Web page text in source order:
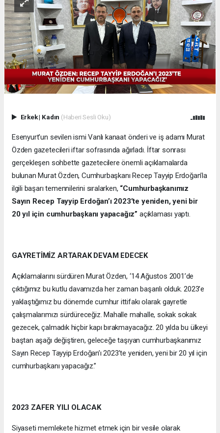
Erkek| Kadın (Haberi Sesli Oku)
Esenyurt’un sevilen ismi Vanlı kanaat önderi ve iş adamı Murat
Özden gazetecileri iftar sofrasında ağırladı. İftar sonrası
gerçekleşen sohbette gazetecilere önemli açıklamalarda
bulunan Murat Özden, Cumhurbaşkanı Recep Tayyip Erdoğan’la
ilgili başarı temennilerini sıralarken, “Cumhurbaşkanımız
Sayın Recep Tayyip Erdoğan’ı 2023’te yeniden, yeni bir
20 yıl için cumhurbaşkanı yapacağız” açıklaması yaptı.
GAYRETİMİZ ARTARAK DEVAM EDECEK
Açıklamalarını sürdüren Murat Özden, ‘14 Ağustos 2001’de
çıktığımız bu kutlu davamızda her zaman başarılı olduk. 2023’e
yaklaştığımız bu dönemde cumhur ittifakı olarak gayretle
çalışmalarımızı sürdüreceğiz. Mahalle mahalle, sokak sokak
gezecek, çalmadık hiçbir kapı bırakmayacağız. 20 yılda bu ülkeyi
baştan aşağı değiştiren, geleceğe taşıyan cumhurbaşkanımız
Sayın Recep Tayyip Erdoğan’ı 2023’te yeniden, yeni bir 20 yıl için
cumhurbaşkanı yapacağız.”
2023 ZAFER YILI OLACAK
Siyaseti memlekete hizmet etmek için bir vesile olarak